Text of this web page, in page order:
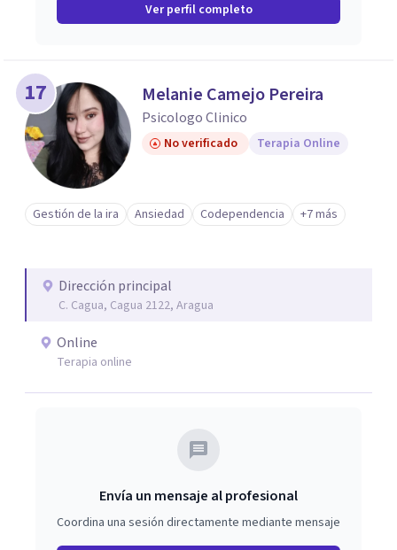
Ver perfil completo
17 Melanie Camejo Pereira
Psicologo Clinico
No verificado Terapia Online
Gestión de la ira Ansiedad Codependencia +7 más
Dirección principal
C. Cagua, Cagua 2122, Aragua
Online
Terapia online
Envía un mensaje al profesional
Coordina una sesión directamente mediante mensaje